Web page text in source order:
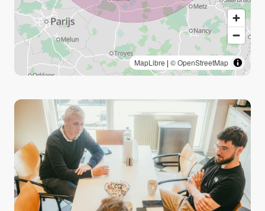
MapLibre | © OpenStreetMap